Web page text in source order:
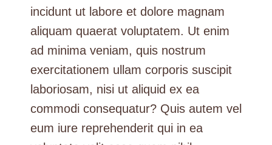
incidunt ut labore et dolore magnam
aliquam quaerat voluptatem. Ut enim
ad minima veniam, quis nostrum
exercitationem ullam corporis suscipit
laboriosam, nisi ut aliquid ex ea
commodi consequatur? Quis autem vel
eum iure reprehenderit qui in ea